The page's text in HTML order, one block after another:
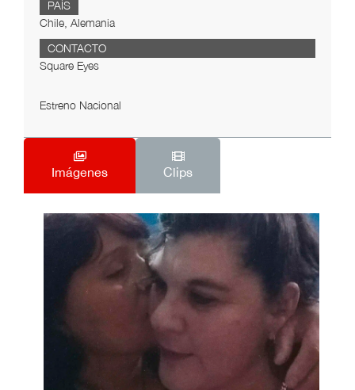
PAÍS
Chile, Alemania
CONTACTO
Square Eyes
Estreno Nacional
Imágenes Clips